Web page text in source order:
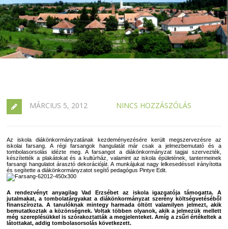
MÁRCIUS 5, 2012 NINCS HOZZÁSZÓLÁS
Az iskola diákönkormányzatának kezdeményezésére került megszervezésre az
iskolai farsang. A régi farsangok hangulatát már csak a jelmezbemutató és a
tombolasorsolás idézte meg. A farsangot a diákönkormányzat tagjai szervezték,
készítették a plakátokat és a kultúrház, valamint az iskola épületének, tantermeinek
farsangi hangulatot árasztó dekorációját. A munkájukat nagy lelkesedéssel irányította
és segítette a diákönkormányzatot segítő pedagógus Pintye Edit.
A rendezvényt anyagilag Vad Erzsébet az iskola igazgatója támogatta. A
jutalmakat, a tombolatárgyakat a diákönkormányzat szerény költségvetéséből
finanszírozta. A tanulóknak mintegy harmada öltött valamilyen jelmezt, akik
bemutatkoztak a közönségnek. Voltak többen olyanok, akik a jelmezük mellett
még szereplésükkel is szórakoztatták a megjelenteket. Amíg a zsűri értékeltek a
látottakat, addig tombolasorsolás következett.